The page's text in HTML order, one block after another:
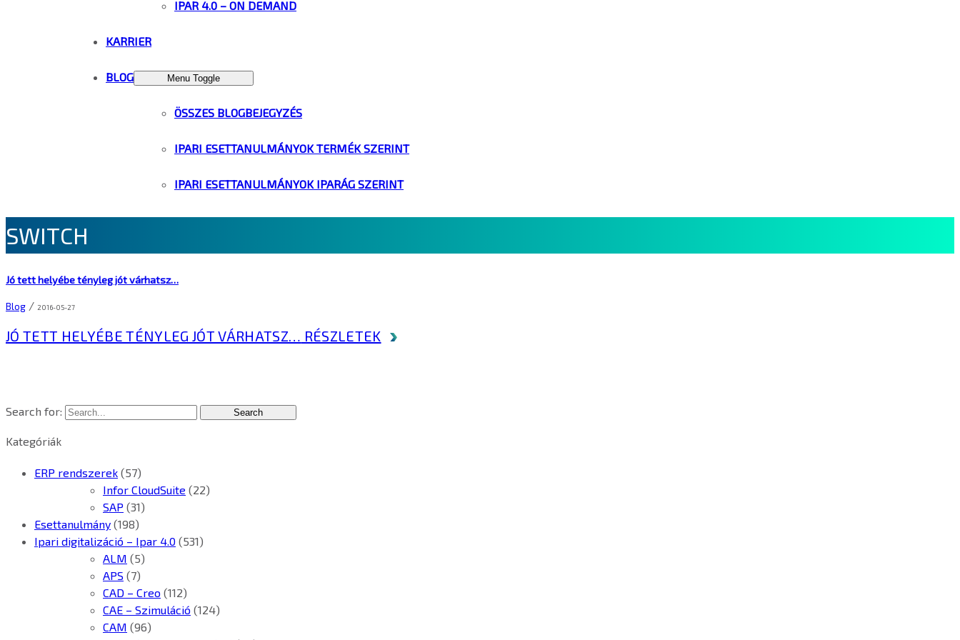
IPAR 4.0 – ON DEMAND
KARRIER
BLOG Menu Toggle
ÖSSZES BLOGBEJEGYZÉS
IPARI ESETTANULMÁNYOK TERMÉK SZERINT
IPARI ESETTANULMÁNYOK IPARÁG SZERINT
SWITCH
Jó tett helyébe tényleg jót várhatsz…
Blog / 2016-05-27
JÓ TETT HELYÉBE TÉNYLEG JÓT VÁRHATSZ… RÉSZLETEK
Search for:
Kategóriák
ERP rendszerek (57)
Infor CloudSuite (22)
SAP (31)
Esettanulmány (198)
Ipari digitalizáció – Ipar 4.0 (531)
ALM (5)
APS (7)
CAD – Creo (112)
CAE – Szimuláció (124)
CAM (96)